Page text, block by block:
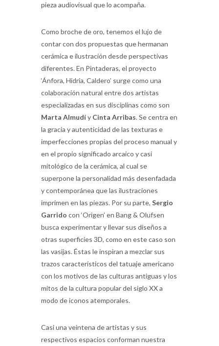
pieza audiovisual que lo acompaña.
Como broche de oro, tenemos el lujo de
contar con dos propuestas que hermanan
cerámica e ilustración desde perspectivas
diferentes. En Pintaderas, el proyecto
‘Ánfora, Hidria, Caldero’ surge como una
colaboración natural entre dos artistas
especializadas en sus disciplinas como son
Marta Almudíy Cinta Arribas. Se centra en
la gracia y autenticidad de las texturas e
imperfecciones propias del proceso manual y
en el propio significado arcaico y casi
mitológico de la cerámica, al cual se
superpone la personalidad más desenfadada
y contemporánea que las ilustraciones
imprimen en las piezas. Por su parte, Sergio
Garrido con ‘Origen’ en Bang & Olufsen
busca experimentar y llevar sus diseños a
otras superficies 3D, como en este caso son
las vasijas. Éstas le inspiran a mezclar sus
trazos característicos del tatuaje americano
con los motivos de las culturas antiguas y los
mitos de la cultura popular del siglo XX a
modo de iconos atemporales.
Casi una veintena de artistas y sus
respectivos espacios conforman nuestra